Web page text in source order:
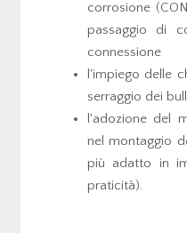
corrosione
passaggio di
connessione
l'impiego delle
serraggio dei
l'adozione del
nel montaggio
più adatto in
praticità).